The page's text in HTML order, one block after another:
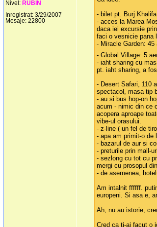
Nivel: RUBIN
Inregistrat: 3/29/2007
Mesaje: 22800
- bilet pt. Burj
- acces la Marea
daca iei excursie
faci o vesnicie pana
- Miracle Garden: 45
- Global Village: 5
- iaht sharing cu
pt. iaht sharing, a
- Desert Safari, 110
spectacol, masa tip
- au si bus hop-on
acum - nimic din ce
acopera aproape
vibe-ul orasului.
- z-line ( un fel de
- apa am primit-o
- bazarul de aur si
- preturile prin mall-
- sezlong cu tot cu
mergi cu prosopul
- de asemenea,
Am intalnit ffffff.
europeni. Si asa e,
Ah, nu au istorie,
Cred ca ti-ai facut o